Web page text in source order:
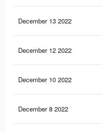
December 13 2022
December 12 2022
December 10 2022
December 8 2022